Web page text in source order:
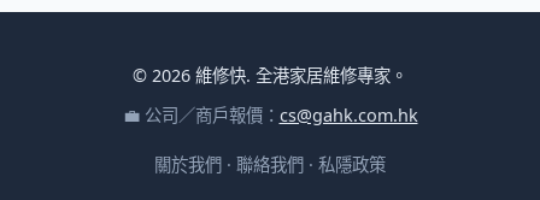
© 2026 維修快. 全港家居維修專家。
💼 公司／商戶報價： cs@gahk.com.hk
關於我們 · 聯絡我們 · 私隱政策